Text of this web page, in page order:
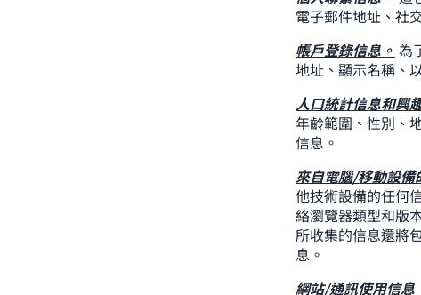
電子郵件地址、社
帳戶登錄信息。 為
地址、顯示名稱、
人口統計信息和興
年齡範圍、性別、
信息。
來自電腦/移動設備
他技術設備的任何
絡瀏覽器類型和版
所收集的信息還將
息。
網站/通訊使用信息